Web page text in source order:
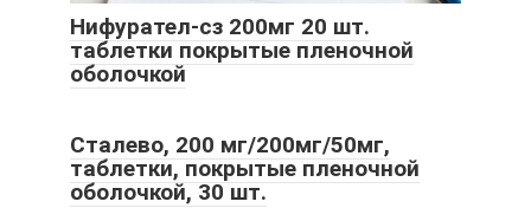
Нифурател-сз 200мг 20 шт.
таблетки покрытые пленочной
оболочкой
Сталево, 200 мг/200мг/50мг,
таблетки, покрытые пленочной
оболочкой, 30 шт.